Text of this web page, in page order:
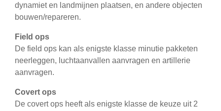
dynamiet en landmijnen plaatsen, en andere objecten
bouwen/repareren.
Field ops
De field ops kan als enigste klasse minutie pakketen
neerleggen, luchtaanvallen aanvragen en artillerie
aanvragen.
Covert ops
De covert ops heeft als enigste klasse de keuze uit 2